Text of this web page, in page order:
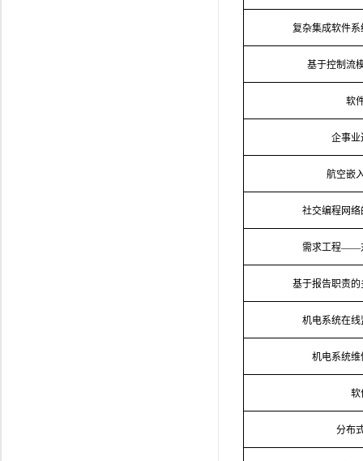
复杂集成软件
基于控制流
软
企事业
航空嵌
社交编程网
需求工程——
基于报告职责
机电系统在
机电系统
软
分布